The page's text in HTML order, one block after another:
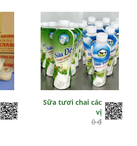
Sữa tươi chai các
vị
0 đ